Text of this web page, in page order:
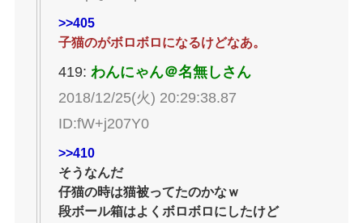
>>405
子猫のがボロボロになるけどなあ。
419: わんにゃん＠名無しさん
2018/12/25(火) 20:29:38.87
ID:fW+j207Y0
>>410
そうなんだ
仔猫の時は猫被ってたのかなｗ
段ボール箱はよくボロボロにしたけど